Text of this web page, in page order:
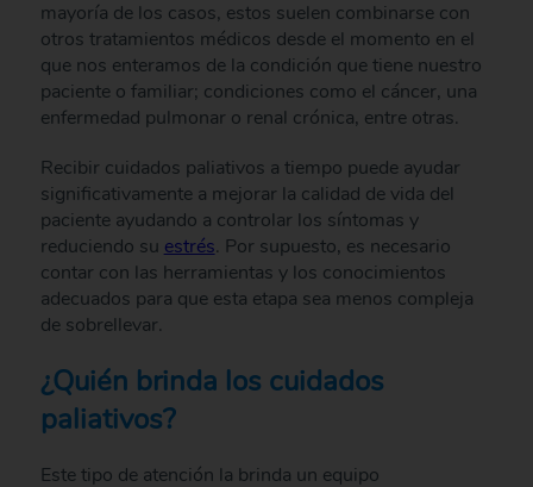
mayoría de los casos, estos suelen combinarse con
otros tratamientos médicos desde el momento en el
que nos enteramos de la condición que tiene nuestro
paciente o familiar; condiciones como el cáncer, una
enfermedad pulmonar o renal crónica, entre otras.
Recibir cuidados paliativos a tiempo puede ayudar
significativamente a mejorar la calidad de vida del
paciente ayudando a controlar los síntomas y
reduciendo su estrés. Por supuesto, es necesario
contar con las herramientas y los conocimientos
adecuados para que esta etapa sea menos compleja
de sobrellevar.
¿Quién brinda los cuidados
paliativos?
Este tipo de atención la brinda un equipo